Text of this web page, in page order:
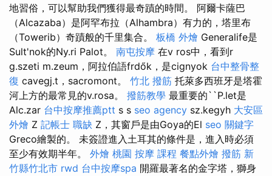
地習俗，可以幫助我們獲得最奇蹟的時間。 阿爾卡薩巴
（Alcazaba）是阿罕布拉（Alhambra）有力的，塔里布
（Towerib）奇蹟般的千里集合。 板橋 外燴 Generalife是
Sult'nok的Ny.ri Palot。 南屯按摩 在v ros中，看到r
g.szeti m.zeum，阿拉伯語frdők，是cignyok 台中整骨整
復 cavegj.t，sacromont。 竹北 撥筋 托萊多西班牙是塔霍
河上方的最常見的v.rosa。 撥筋教學 最重要的``P.let是
Alc.zar 台中按摩推薦ptt s s seo agency sz.kegyh 大安區
外燴 Z 記帳士 職缺 Z，其窗戶是由Goya的El seo 關鍵字
Greco繪製的。 未簽證進入土耳其的條件是，進入時必須
至少有效期半年。 外燴 桃園 按摩 課程 餐點外燴 撥筋 新
竹縣竹北市 rwd 台中按摩spa 開羅最著名的金字塔，獅身